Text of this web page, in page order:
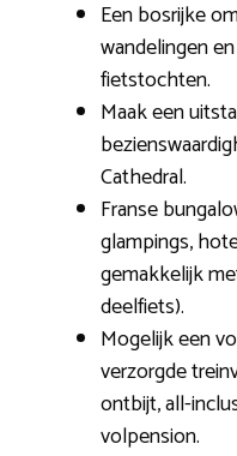
Een bosrijke
wandelingen
fietstochten.
Maak een
Cathedral.
Franse
glampings,
gemakkelijk
deelfiets).
Mogelijk een
verzorgde
ontbijt, all-
volpension.